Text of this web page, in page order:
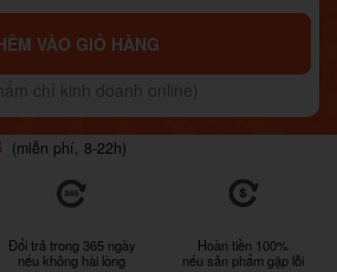
VÀO GIỎ HÀNG
chỉ kinh doanh online)
(miễn phí, 8-22h)
Đổi trả trong 365 ngày
nếu không hài lòng
Hoàn tiền 100%
nếu sản phẩm gặp lỗi